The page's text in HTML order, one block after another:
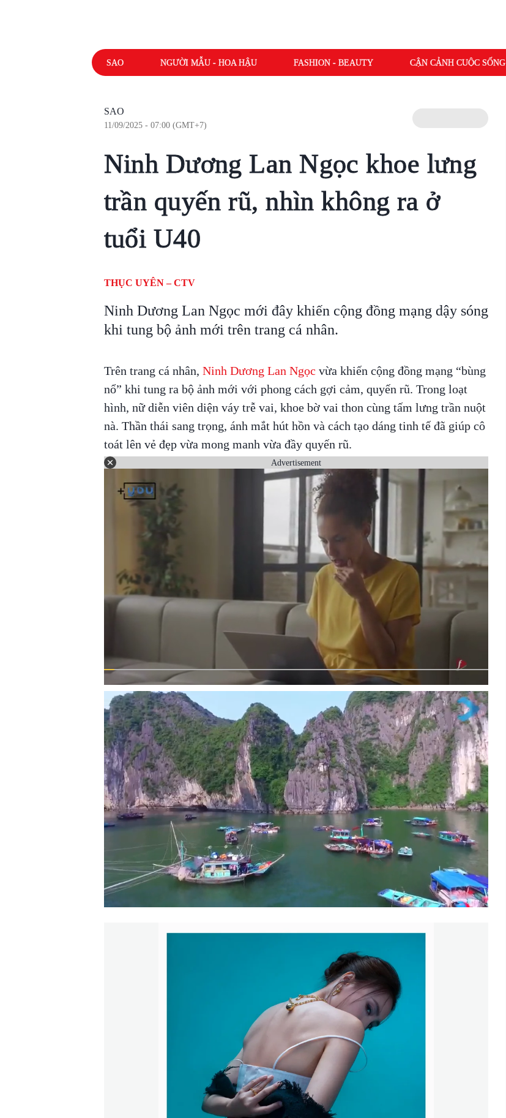
SAO NGƯỜI MẪU - HOA HẬU FASHION - BEAUTY CẬN CẢNH CUỘC SỐNG
SAO
11/09/2025 - 07:00 (GMT+7)
Ninh Dương Lan Ngọc khoe lưng
trần quyến rũ, nhìn không ra ở
tuổi U40
THỤC UYÊN – CTV
Ninh Dương Lan Ngọc mới đây khiến cộng đồng mạng dậy sóng
khi tung bộ ảnh mới trên trang cá nhân.
Trên trang cá nhân, Ninh Dương Lan Ngọc vừa khiến cộng đồng mạng “bùng
nổ” khi tung ra bộ ảnh mới với phong cách gợi cảm, quyến rũ. Trong loạt
hình, nữ diễn viên diện váy trễ vai, khoe bờ vai thon cùng tấm lưng trần nuột
nà. Thần thái sang trọng, ánh mắt hút hồn và cách tạo dáng tinh tế đã giúp cô
toát lên vẻ đẹp vừa mong manh vừa đầy quyến rũ.
Advertisement